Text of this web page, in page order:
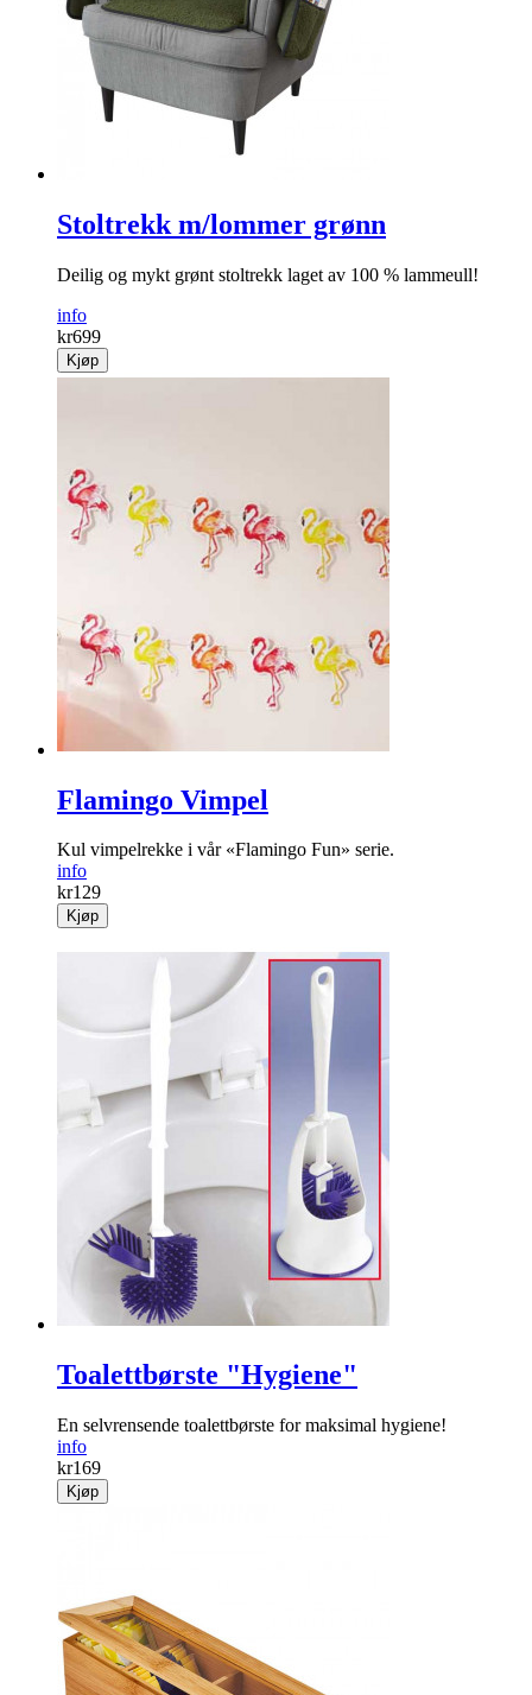
Stoltrekk m/lommer grønn
Deilig og mykt grønt stoltrekk laget av 100 % lammeull!
info
kr699
Kjøp
Flamingo Vimpel
Kul vimpelrekke i vår «Flamingo Fun» serie.
info
kr129
Kjøp
Toalettbørste "Hygiene"
En selvrensende toalettbørste for maksimal hygiene!
info
kr169
Kjøp